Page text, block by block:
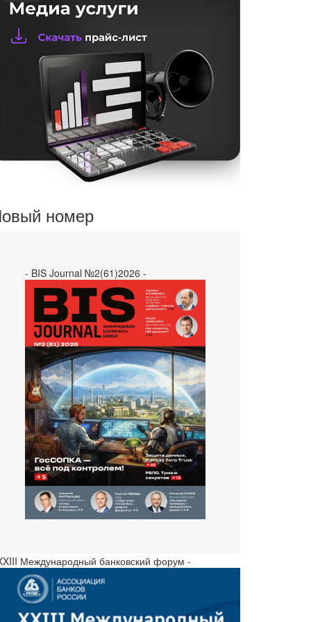
номер
- BIS Journal №2(61)2026 -
Международный банковский форум -